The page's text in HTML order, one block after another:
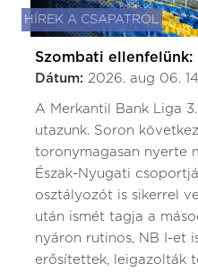
HÍREK A CSAPATRÓL
Szombati
Dátum: 2026. aug 06.
A Merkantil Bank Liga
utazunk. Soron
toronymagasan nyerte
Észak-Nyugati
osztályozót is sikerrel
után ismét tagja a
nyáron rutinos, NB I-et
erősítettek, leigazolták